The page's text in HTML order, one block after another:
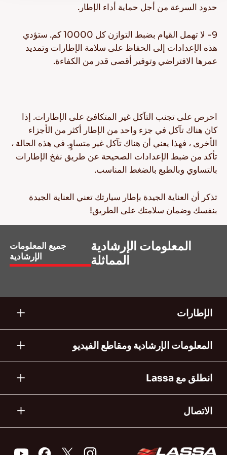
حدود السرعة من أجل حماية أداء الإطار.
9- لا تهمل القيام بضبط التوازن كل 10000 كم. ستؤدي
هذه الإعدادات إلى الحفاظ على سلامة الإطارات وتمديد
عمرها الافتراضي وتوفير أقصى قدر من الكفاءة.
احرص على تجنب التآكل غير المتكافئ على الإطارات. إذا
كان هناك تآكل في جزء واحد من الإطار أكثر من الأجزاء
الأخرى ، فهذا يعني أن هناك تآكل غير متساوٍ. في هذه الحالة ،
تأكد من ضبط الإعدادات الصحيحة عن طريق نفخ الإطارات
بالتساوي وبالطبع بالضغط المناسب.
تذكر أن العناية الجيدة بإطار سيارتك تعني العناية الجيدة
بنفسك وضمان سلامتك على الطريق!
المعلومات الإرشادية
المماثلة
جميع المعلومات
الإرشادية
الإطارات
المعلومات الإرشادية ومقاطع الفيديو
انطلق مع Lassa
الاتصال